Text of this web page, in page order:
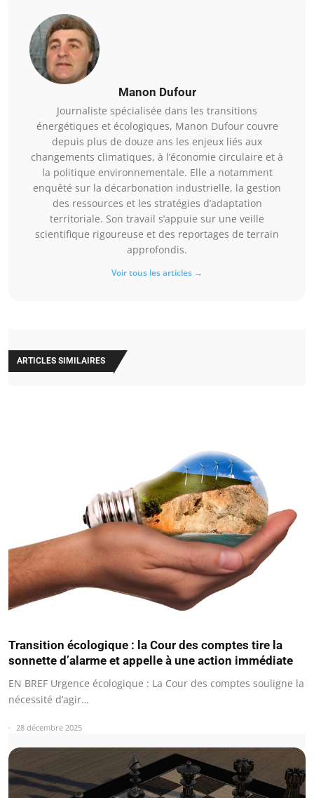
Manon Dufour
Journaliste spécialisée dans les transitions
énergétiques et écologiques, Manon Dufour couvre
depuis plus de douze ans les enjeux liés aux
changements climatiques, à l’économie circulaire et à
la politique environnementale. Elle a notamment
enquêté sur la décarbonation industrielle, la gestion
des ressources et les stratégies d’adaptation
territoriale. Son travail s’appuie sur une veille
scientifique rigoureuse et des reportages de terrain
approfondis.
Voir tous les articles →
ARTICLES SIMILAIRES
Transition écologique : la Cour des comptes tire la
sonnette d’alarme et appelle à une action immédiate
EN BREF Urgence écologique : La Cour des comptes souligne la
nécessité d’agir…
28 décembre 2025